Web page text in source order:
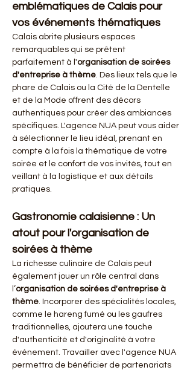
emblématiques de Calais pour
vos événements thématiques
Calais abrite plusieurs espaces
remarquables qui se prêtent
parfaitement à l'organisation de soirées
d'entreprise à thème. Des lieux tels que le
phare de Calais ou la Cité de la Dentelle
et de la Mode offrent des décors
authentiques pour créer des ambiances
spécifiques. L'agence NUA peut vous aider
à sélectionner le lieu idéal, prenant en
compte à la fois la thématique de votre
soirée et le confort de vos invités, tout en
veillant à la logistique et aux détails
pratiques.
Gastronomie calaisienne : Un
atout pour l'organisation de
soirées à thème
La richesse culinaire de Calais peut
également jouer un rôle central dans
l’organisation de soirées d'entreprise à
thème. Incorporer des spécialités locales,
comme le hareng fumé ou les gaufres
traditionnelles, ajoutera une touche
d'authenticité et d'originalité à votre
événement. Travailler avec l'agence NUA
permettra de bénéficier de partenariats